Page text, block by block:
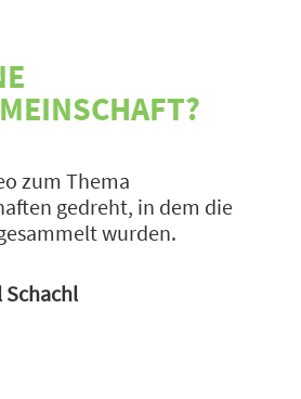
zum Thema
gedreht, in dem die
wurden.
Schachl